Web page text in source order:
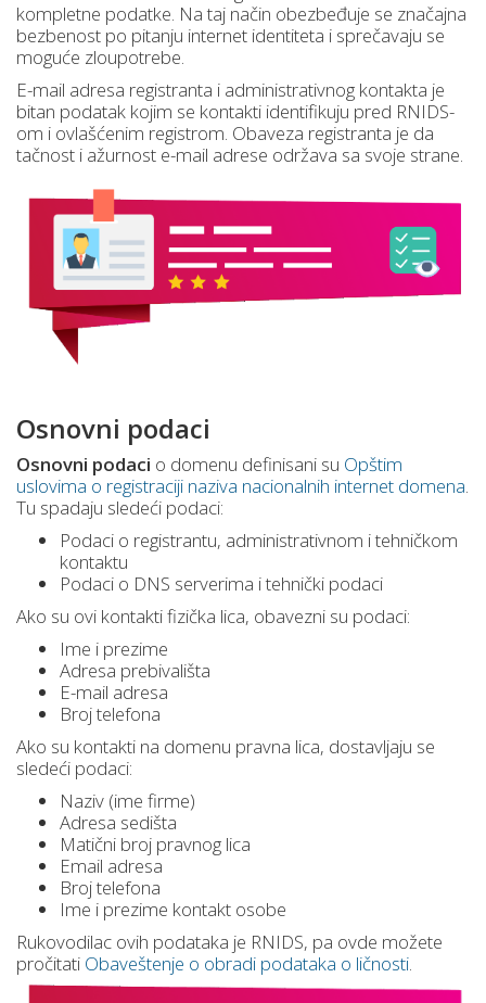
kompletne podatke. Na taj način obezbeđuje se značajna
bezbenost po pitanju internet identiteta i sprečavaju se
moguće zloupotrebe.
E-mail adresa registranta i administrativnog kontakta je
bitan podatak kojim se kontakti identifikuju pred RNIDS-
om i ovlašćenim registrom. Obaveza registranta je da
tačnost i ažurnost e-mail adrese održava sa svoje strane.
Osnovni podaci
Osnovni podaci o domenu definisani su Opštim
uslovima o registraciji naziva nacionalnih internet domena
Tu spadaju sledeći podaci:
Podaci o registrantu, administrativnom i tehničkom
kontaktu
Podaci o DNS serverima i tehnički podaci
Ako su ovi kontakti fizička lica, obavezni su podaci:
Ime i prezime
Adresa prebivališta
E-mail adresa
Broj telefona
Ako su kontakti na domenu pravna lica, dostavljaju se
sledeći podaci:
Naziv (ime firme)
Adresa sedišta
Matični broj pravnog lica
Email adresa
Broj telefona
Ime i prezime kontakt osobe
Rukovodilac ovih podataka je RNIDS, pa ovde možete
pročitati Obaveštenje o obradi podataka o ličnosti